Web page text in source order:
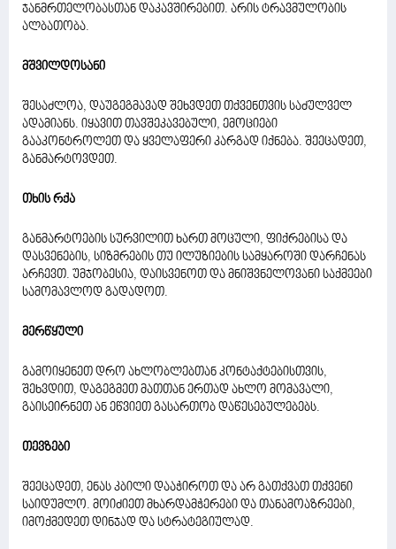
ჯანმრთელობასთან დაკავშირებით. არის ტრავმულობის
ალბათობა.
მშვილდოსანი
შესაძლოა, დაუგეგმავად შეხვდეთ თქვენთვის საძულველ
ადამიანს. იყავით თავშეკავებული, ემოციები
გააკონტროლეთ და ყველაფერი კარგად იქნება. შეეცადეთ,
განმარტოვდეთ.
თხის რქა
განმარტოების სურვილით ხართ მოცული, ფიქრებისა და
დასვენების, სიზმრების თუ ილუზიების სამყაროში დარჩენას
არჩევთ. უმჯობესია, დაისვენოთ და მნიშვნელოვანი საქმეები
სამომავლოდ გადადოთ.
მერწყული
გამოიყენეთ დრო ახლობლებთან კონტაქტებისთვის,
შეხვდით, დაგეგმეთ მათთან ერთად ახლო მომავალი,
გაისეირნეთ ან ეწვიეთ გასართობ დაწესებულებებს.
თევზები
შეეცადეთ, ენას კბილი დააჭიროთ და არ გათქვათ თქვენი
საიდუმლო. მოიძიეთ მხარდამჭერები და თანამოაზრეები,
იმოქმედეთ დინჯად და სტრატეგიულად.